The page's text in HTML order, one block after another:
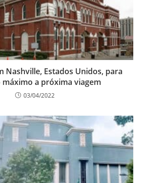
Nashville, Estados Unidos, para
a próxima viagem
03/04/2022